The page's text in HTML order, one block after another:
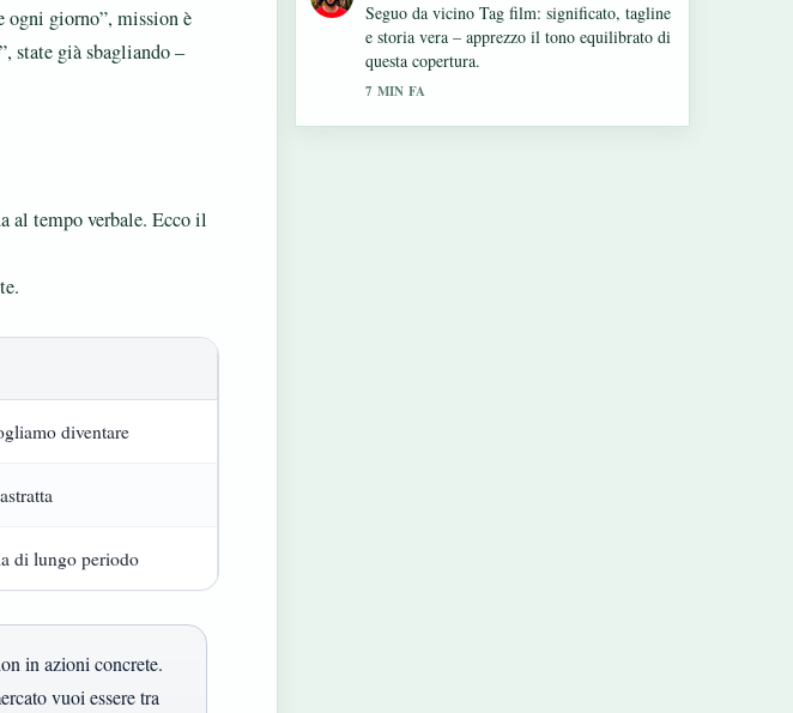
ogni giorno”, mission è
state già sbagliando –
al tempo verbale. Ecco il
diventare
di lungo periodo
in azioni concrete.
vuoi essere tra
Contesto utile su Lei è troppo per me:
Trama, Cast.... Per favore continuate ad
aggiornare questo live.
9 MIN FA